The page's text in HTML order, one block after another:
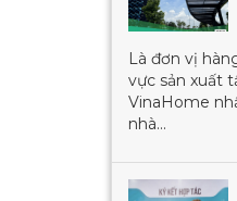
Là đơn vị
vực sản xuất
VinaHome
nhà...